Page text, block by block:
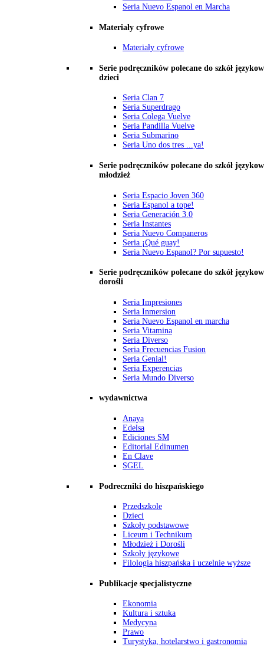
Seria Nuevo Espanol en Marcha
Materiały cyfrowe
Materiały cyfrowe
Serie podręczników polecane do szkół
dzieci
Seria Clan 7
Seria Superdrago
Seria Colega Vuelve
Seria Pandilla Vuelve
Seria Submarino
Seria Uno dos tres ...ya!
Serie podręczników polecane do szkół
młodzież
Seria Espacio Joven 360
Seria Espanol a tope!
Seria Generación 3.0
Seria Instantes
Seria Nuevo Companeros
Seria ¡Qué guay!
Seria Nuevo Espanol? Por supuesto!
Serie podręczników polecane do szkół
dorośli
Seria Impresiones
Seria Inmersion
Seria Nuevo Espanol en marcha
Seria Vitamina
Seria Diverso
Seria Frecuencias Fusion
Seria Genial!
Seria Experencias
Seria Mundo Diverso
wydawnictwa
Anaya
Edelsa
Ediciones SM
Editorial Edinumen
En Clave
SGEL
Podreczniki do hiszpańskiego
Przedszkole
Dzieci
Szkoły podstawowe
Liceum i Technikum
Młodzież i Dorośli
Szkoły językowe
Filologia hiszpańska i uczelnie wyższe
Publikacje specjalistyczne
Ekonomia
Kultura i sztuka
Medycyna
Prawo
Turystyka, hotelarstwo i gastronomia